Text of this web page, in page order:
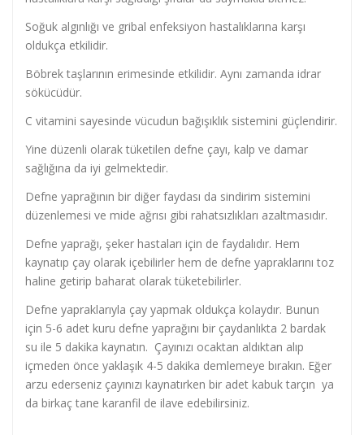
Soğuk algınlığı ve gribal enfeksiyon hastalıklarına karşı
oldukça etkilidir.
Böbrek taşlarının erimesinde etkilidir. Aynı zamanda idrar
sökücüdür.
C vitamini sayesinde vücudun bağışıklık sistemini güçlendirir.
Yine düzenli olarak tüketilen defne çayı, kalp ve damar
sağlığına da iyi gelmektedir.
Defne yaprağının bir diğer faydası da sindirim sistemini
düzenlemesi ve mide ağrısı gibi rahatsızlıkları azaltmasıdır.
Defne yaprağı, şeker hastaları için de faydalıdır. Hem
kaynatıp çay olarak içebilirler hem de defne yapraklarını toz
haline getirip baharat olarak tüketebilirler.
Defne yapraklarıyla çay yapmak oldukça kolaydır. Bunun
için 5-6 adet kuru defne yaprağını bir çaydanlıkta 2 bardak
su ile 5 dakika kaynatın. Çayınızı ocaktan aldıktan alıp
içmeden önce yaklaşık 4-5 dakika demlemeye bırakın. Eğer
arzu ederseniz çayınızı kaynatırken bir adet kabuk tarçın ya
da birkaç tane karanfil de ilave edebilirsiniz.